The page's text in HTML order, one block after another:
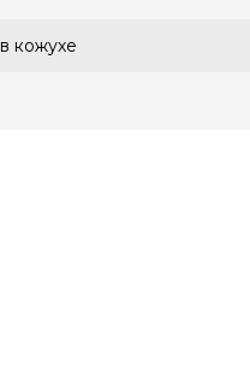
в кожухе